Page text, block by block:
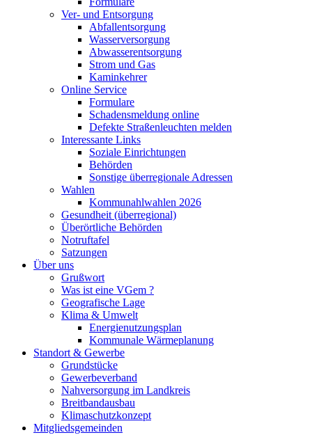
Ver- und Entsorgung
Abfallentsorgung
Wasserversorgung
Abwasserentsorgung
Strom und Gas
Kaminkehrer
Online Service
Formulare
Schadensmeldung online
Defekte Straßenleuchten melden
Interessante Links
Soziale Einrichtungen
Behörden
Sonstige überregionale Adressen
Wahlen
Kommunahlwahlen 2026
Gesundheit (überregional)
Überörtliche Behörden
Notruftafel
Satzungen
Über uns
Grußwort
Was ist eine VGem ?
Geografische Lage
Klima & Umwelt
Energienutzungsplan
Kommunale Wärmeplanung
Standort & Gewerbe
Grundstücke
Gewerbeverband
Nahversorgung im Landkreis
Breitbandausbau
Klimaschutzkonzept
Mitgliedsgemeinden